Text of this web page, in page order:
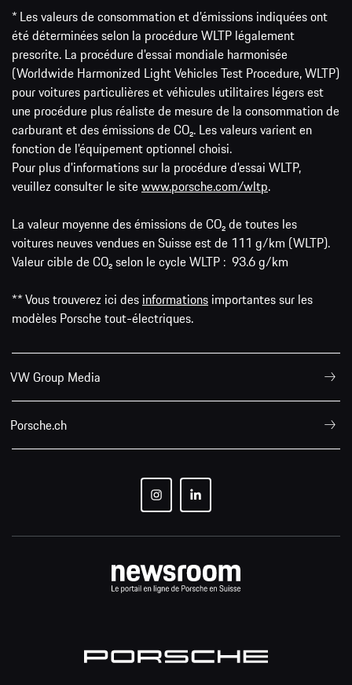
* Les valeurs de consommation et d’émissions indiquées ont
été déterminées selon la procédure WLTP légalement
prescrite. La procédure d'essai mondiale harmonisée
(Worldwide Harmonized Light Vehicles Test Procedure, WLTP)
pour voitures particulières et véhicules utilitaires légers est
une procédure plus réaliste de mesure de la consommation de
carburant et des émissions de CO₂. Les valeurs varient en
fonction de l'équipement optionnel choisi.
Pour plus d'informations sur la procédure d'essai WLTP,
veuillez consulter le sitewww.porsche.com/wltp.
La valeur moyenne des émissions de CO₂ de toutes les
voitures neuves vendues en Suisse est de 111 g/km (WLTP).
Valeur cible de CO₂ selon le cycle WLTP : 93.6 g/km
** Vous trouverez ici des informations importantes sur les
modèles Porsche tout-électriques.
VW Group Media
Porsche.ch